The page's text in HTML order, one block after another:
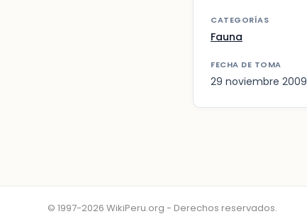
CATEGORÍAS
Fauna
FECHA DE TOMA
29 noviembre 2009
© 1997-2026 WikiPeru.org - Derechos reservados.